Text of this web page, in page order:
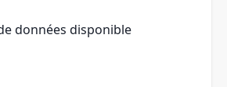
données disponible